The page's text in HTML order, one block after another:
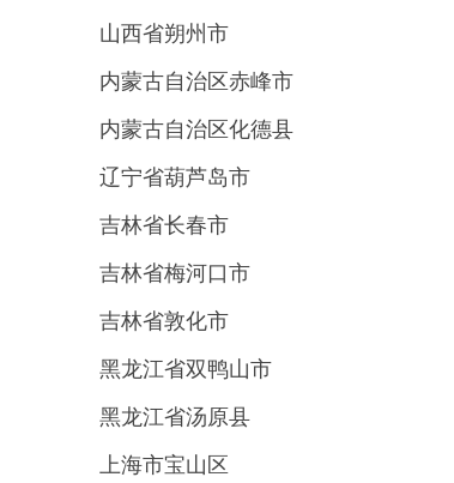
山西省朔州市
内蒙古自治区赤峰市
内蒙古自治区化德县
辽宁省葫芦岛市
吉林省长春市
吉林省梅河口市
吉林省敦化市
黑龙江省双鸭山市
黑龙江省汤原县
上海市宝山区